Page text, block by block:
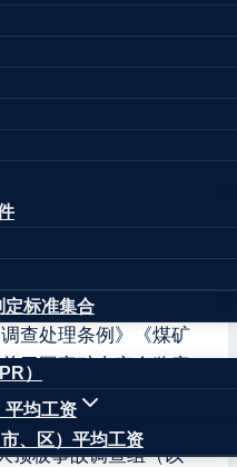
定标准集合
）
平均工资
、区）平均工资
书记、省人大常委会
长李炳军，常务副省
瑞民、蔡朝林等省领
示。李炳军省长、李
瑞民、蔡朝林副省长
援工作。李炳军省长
委员、谌贻琴书记的
科学施救、善后处
作提出了明确要求。
民共和国安全生产
查处理条例》《煤矿
于国家矿山安全监察
项的通知》等有关规
了贵州省黔西南州贞
顶板事故调查组（以